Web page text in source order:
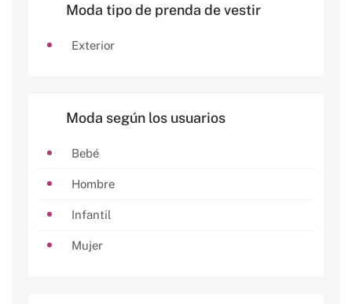
Moda tipo de prenda de vestir
Exterior
Moda según los usuarios
Bebé
Hombre
Infantil
Mujer